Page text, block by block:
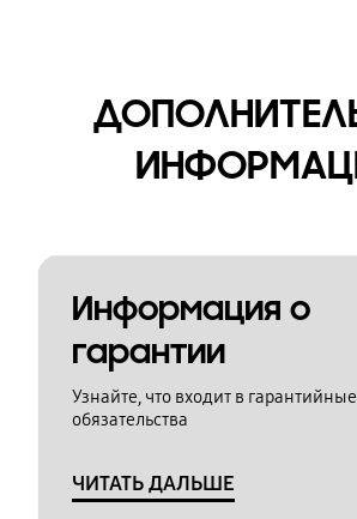
Информация о
гарантии
Узнайте, что входит в гарантийные
обязательства
ЧИТАТЬ ДАЛЬШЕ